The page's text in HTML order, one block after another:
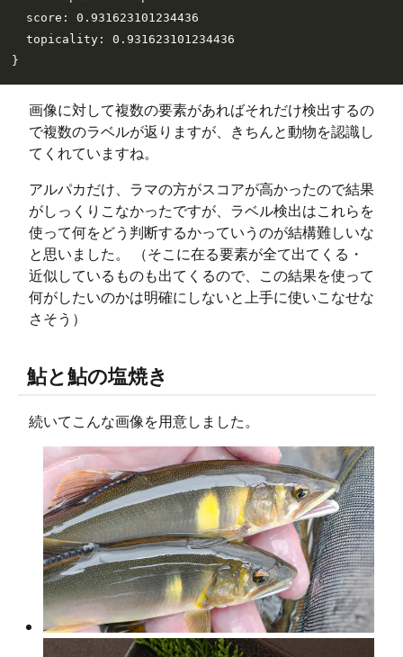
  score: 0.931623101234436
  topicality: 0.931623101234436
画像に対して複数の要素があればそれだけ検出するの
で複数のラベルが返りますが、きちんと動物を認識し
てくれていますね。
アルパカだけ、ラマの方がスコアが高かったので結果
がしっくりこなかったですが、ラベル検出はこれらを
使って何をどう判断するかっていうのが結構難しいな
と思いました。 （そこに在る要素が全て出てくる・
近似しているものも出てくるので、この結果を使って
何がしたいのかは明確にしないと上手に使いこなせな
さそう）
鮎と鮎の塩焼き
続いてこんな画像を用意しました。